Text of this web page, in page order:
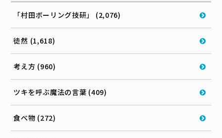
「村田ボーリング技研」 (2,076)
徒然 (1,618)
考え方 (960)
ツキを呼ぶ魔法の言葉 (409)
食べ物 (272)